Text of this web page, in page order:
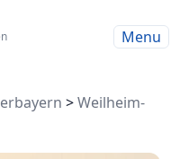
Menu
>Weilheim-